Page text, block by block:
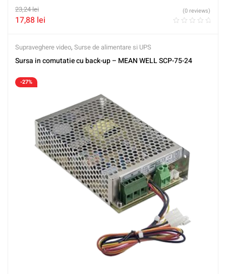
23,24lei
17,88 lei
(0 reviews)
Supraveghere video, Surse de alimentare si UPS
Sursa in comutatie cu back-up – MEAN WELL SCP-75-24
-27%